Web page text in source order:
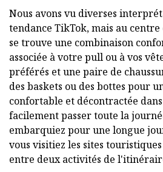
Nous avons vu diverses
tendance TikTok, mais au
se trouve une combinaison
associée à votre pull ou à vos
préférés et une paire de
des baskets ou des bottes pour
confortable et décontractée
facilement passer toute la
embarquiez pour une longue
vous visitiez les sites
entre deux activités de